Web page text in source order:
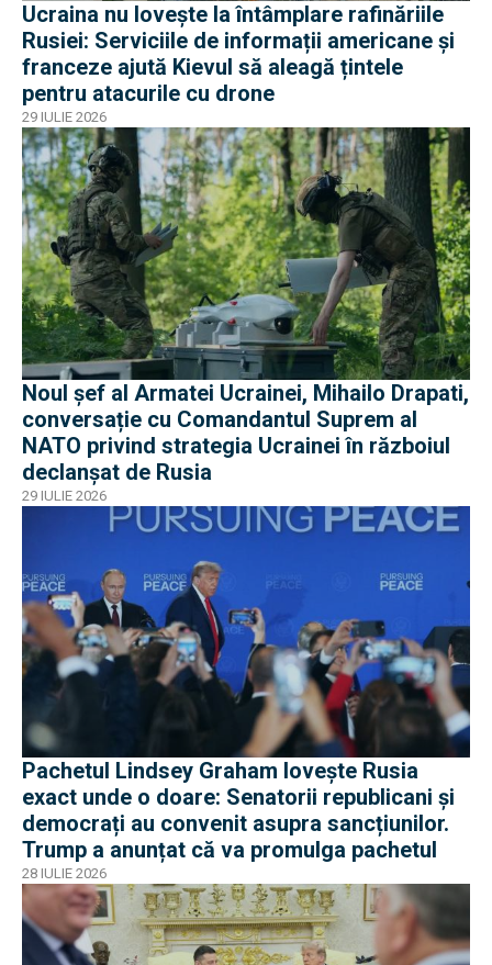
Ucraina nu lovește la întâmplare rafinăriile
Rusiei: Serviciile de informații americane și
franceze ajută Kievul să aleagă țintele
pentru atacurile cu drone
29 IULIE 2026
Noul șef al Armatei Ucrainei, Mihailo Drapati,
conversație cu Comandantul Suprem al
NATO privind strategia Ucrainei în războiul
declanșat de Rusia
29 IULIE 2026
Pachetul Lindsey Graham lovește Rusia
exact unde o doare: Senatorii republicani și
democrați au convenit asupra sancțiunilor.
Trump a anunțat că va promulga pachetul
28 IULIE 2026